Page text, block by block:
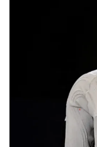
Giấy phép xuất bản số
© 2003-2026 Bản
dưới mọi hình thức
Phát triển bởi ePi